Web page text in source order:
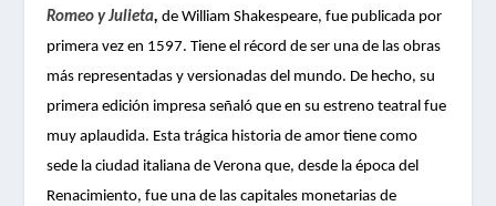
Romeo y Julieta, de William Shakespeare, fue publicada por
primera vez en 1597. Tiene el récord de ser una de las obras
más representadas y versionadas del mundo. De hecho, su
primera edición impresa señaló que en su estreno teatral fue
muy aplaudida. Esta trágica historia de amor tiene como
sede la ciudad italiana de Verona que, desde la época del
Renacimiento, fue una de las capitales monetarias de